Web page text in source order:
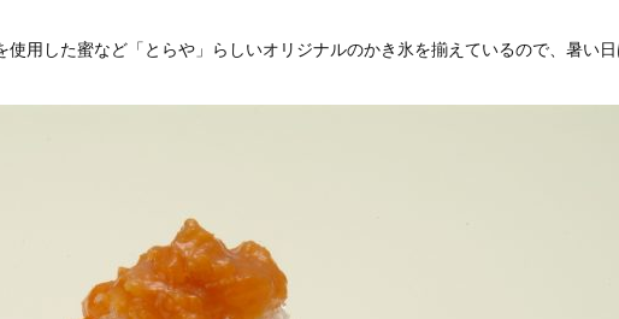
用した蜜など「とらや」らしいオリジナルのかき氷を揃えているので、暑い